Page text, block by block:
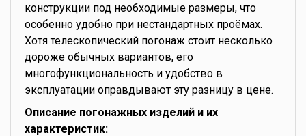
конструкции под необходимые размеры, что
особенно удобно при нестандартных проёмах.
Хотя телескопический погонаж стоит несколько
дороже обычных вариантов, его
многофункциональность и удобство в
эксплуатации оправдывают эту разницу в цене.
Описание погонажных изделий и их
характеристик: